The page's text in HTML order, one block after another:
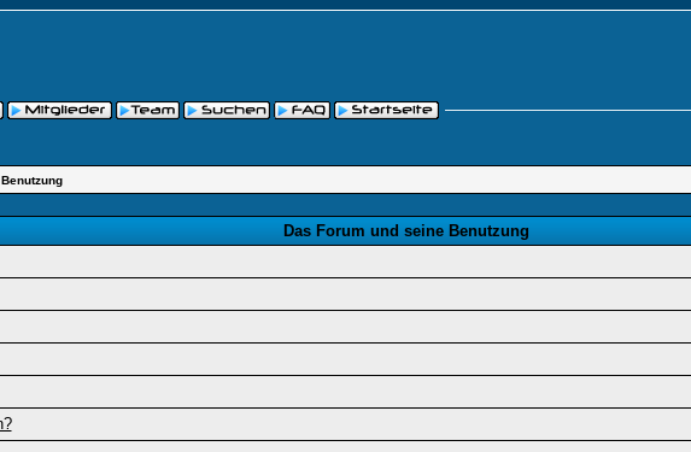
Das Forum und seine Benutzung